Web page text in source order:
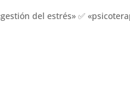
del estrés» ✅